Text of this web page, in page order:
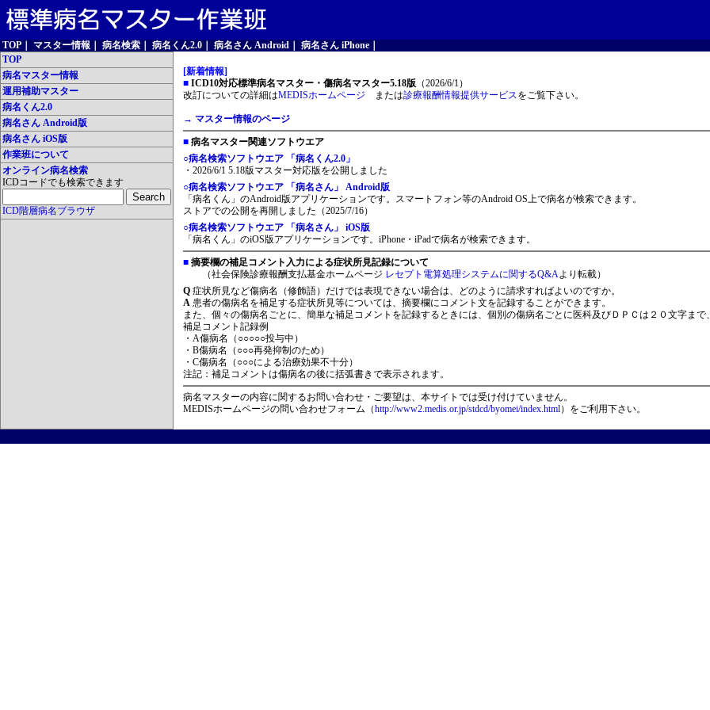
TOP マスター情報 病名検索 病名くん2.0 病名さん Android 病名さん iPhone
TOP
病名マスター情報
運用補助マスター
病名くん2.0
病名さん Android版
病名さん iOS版
作業班について
オンライン病名検索
ICDコードでも検索できます
ICD階層病名ブラウザ
[新着情報]
■ ICD10対応標準病名マスター・傷病名マスター5.18版 （2026/6/1）
改訂についての詳細はMEDISホームページ または診療報酬情報提供サービスをご覧下さい。
→ マスター情報のページ
■ 病名マスター関連ソフトウエア
○病名検索ソフトウエア 「病名くん2.0」
・2026/6/1 5.18版マスター対応版を公開しました
○病名検索ソフトウエア 「病名さん」 Android版
「病名くん」のAndroid版アプリケーションです。スマートフォン等のAndroid OS上で病名が検索できます。
ストアでの公開を再開しました（2025/7/16）
○病名検索ソフトウエア 「病名さん」 iOS版
「病名くん」のiOS版アプリケーションです。iPhone・iPadで病名が検索できます。
■ 摘要欄の補足コメント入力による症状所見記録について
（社会保険診療報酬支払基金ホームページ レセプト電算処理システムに関するQ&Aより転載）
Q 症状所見など傷病名（修飾語）だけでは表現できない場合は、どのように請求すればよいのですか。
A 患者の傷病名を補足する症状所見等については、摘要欄にコメント文を記録することができます。
また、個々の傷病名ごとに、簡単な補足コメントを記録するときには、個別の傷病名ごとに医科及びＤＰＣは２０文字まで
補足コメント記録例
・A傷病名（○○○○○投与中）
・B傷病名（○○○再発抑制のため）
・C傷病名（○○○による治療効果不十分）
注記：補足コメントは傷病名の後に括弧書きで表示されます。
病名マスターの内容に関するお問い合わせ・ご要望は、本サイトでは受け付けていません。
MEDISホームページの問い合わせフォーム（http://www2.medis.or.jp/stdcd/byomei/index.html）をご利用下さい。